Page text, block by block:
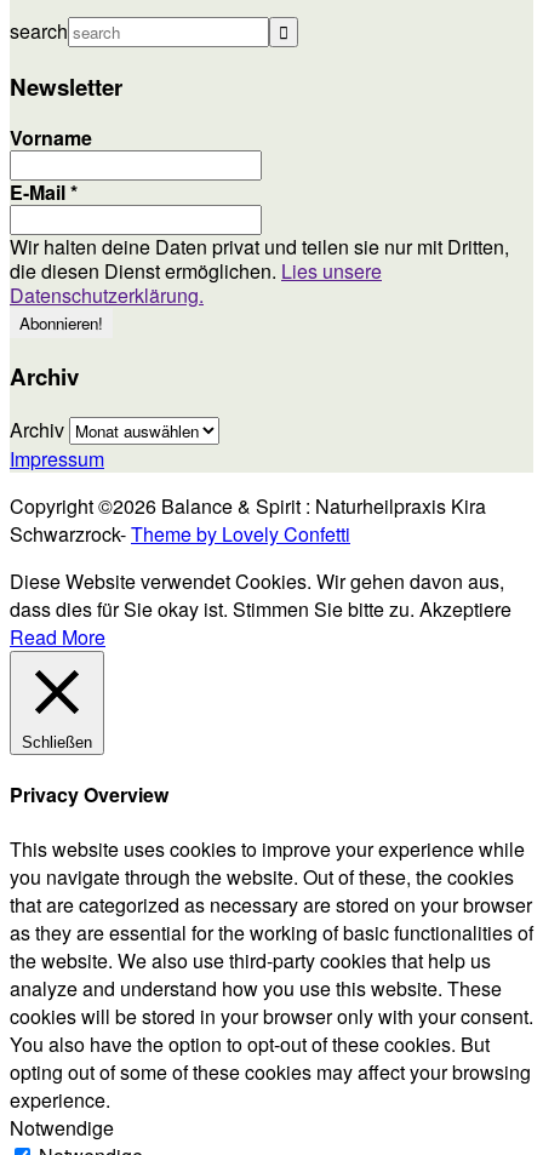
search
Newsletter
Vorname
E-Mail*
Wir halten deine Daten privat und teilen sie nur mit Dritten,
die diesen Dienst ermöglichen. Lies unsere
Datenschutzerklärung.
Archiv
Archiv
Impressum
Copyright ©2026 Balance & Spirit : Naturheilpraxis Kira
Schwarzrock-Theme by Lovely Confetti
Diese Website verwendet Cookies. Wir gehen davon aus,
dass dies für Sie okay ist. Stimmen Sie bitte zu. Akzeptiere
Read More
Schließen
Privacy Overview
This website uses cookies to improve your experience while
you navigate through the website. Out of these, the cookies
that are categorized as necessary are stored on your browser
as they are essential for the working of basic functionalities of
the website. We also use third-party cookies that help us
analyze and understand how you use this website. These
cookies will be stored in your browser only with your consent.
You also have the option to opt-out of these cookies. But
opting out of some of these cookies may affect your browsing
experience.
Notwendige